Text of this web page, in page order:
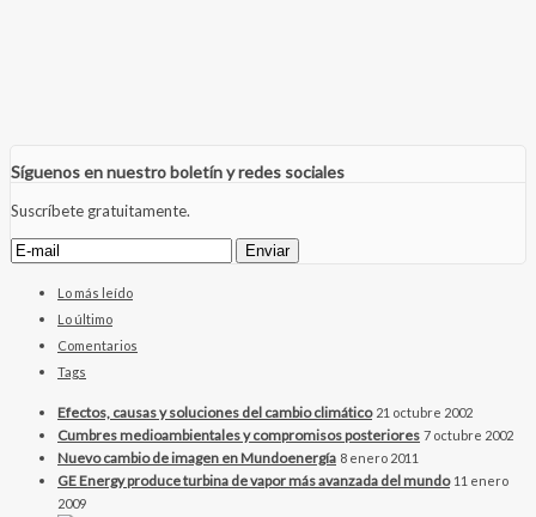
Síguenos en nuestro boletín y redes sociales
Suscríbete gratuitamente.
Lo más leído
Lo último
Comentarios
Tags
Efectos, causas y soluciones del cambio climático 21 octubre 2002
Cumbres medioambientales y compromisos posteriores 7 octubre 2002
Nuevo cambio de imagen en Mundoenergía 8 enero 2011
GE Energy produce turbina de vapor más avanzada del mundo 11 enero
2009